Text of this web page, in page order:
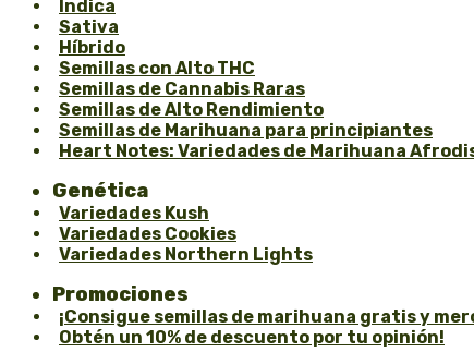
Índica
Sativa
Híbrido
Semillas con Alto THC
Semillas de Cannabis Raras
Semillas de Alto Rendimiento
Semillas de Marihuana para principiantes
Heart Notes: Variedades de Marihuana
Genética
Variedades Kush
Variedades Cookies
Variedades Northern Lights
Promociones
¡Consigue semillas de marihuana gratis y
Obtén un 10% de descuento por tu opinión!